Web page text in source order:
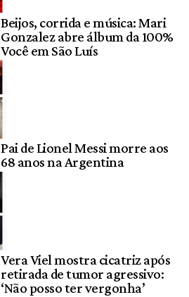
Beijos, corrida e música: Mari
Gonzalez abre álbum da 100%
Você em São Luís
Pai de Lionel Messi morre aos
68 anos na Argentina
Vera Viel mostra cicatriz após
retirada de tumor agressivo:
‘Não posso ter vergonha’